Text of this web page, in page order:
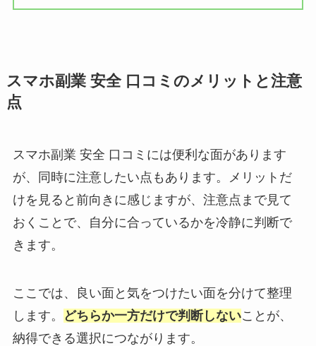
スマホ副業 安全 口コミのメリットと注意
点
スマホ副業 安全 口コミには便利な面があります
が、同時に注意したい点もあります。メリットだ
けを見ると前向きに感じますが、注意点まで見て
おくことで、自分に合っているかを冷静に判断で
きます。
ここでは、良い面と気をつけたい面を分けて整理
します。
どちらか一方だけで判断しないことが、
納得できる選択につながります。